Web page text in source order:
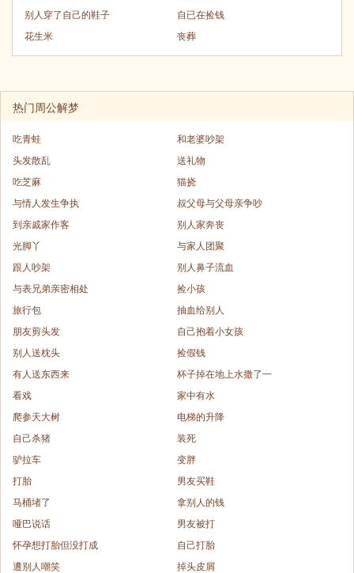
别人穿了自己的鞋子
自已在捡钱
花生米
丧葬
热门周公解梦
吃青蛙
和老婆吵架
头发散乱
送礼物
吃芝麻
猫挠
与情人发生争执
叔父母与父母亲争吵
到亲戚家作客
别人家奔丧
光脚丫
与家人团聚
跟人吵架
别人鼻子流血
与表兄弟亲密相处
捡小孩
旅行包
抽血给别人
朋友剪头发
自己抱着小女孩
别人送枕头
捡假钱
有人送东西来
杯子掉在地上水撒了一
看戏
家中有水
爬参天大树
电梯的升降
自己杀猪
装死
驴拉车
变胖
打胎
男友买鞋
马桶堵了
拿别人的钱
哑巴说话
男友被打
怀孕想打胎但没打成
自己打胎
遭别人嘲笑
掉头皮屑